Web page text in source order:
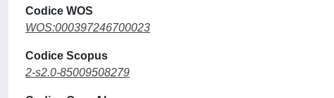
Codice WOS
WOS:000397246700023
Codice Scopus
2-s2.0-85009508279